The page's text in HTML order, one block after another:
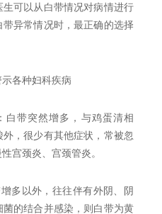
可以从白带情况对病情进行
异常情况时，最正确的选择
各种妇科疾病
白带突然增多，与鸡蛋清相
，很少有其他症状，常被忽
宫颈炎、宫颈管炎。
多以外，往往伴有外阴、阴
的结合并感染，则白带为黄